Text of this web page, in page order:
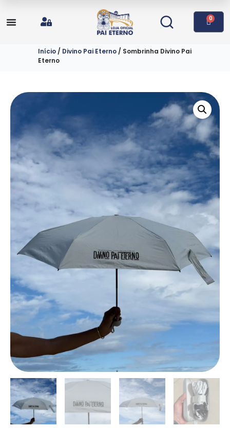
0
Início / Divino Pai Eterno / Sombrinha Divino Pai
Eterno